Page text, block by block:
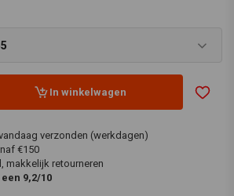
In winkelwagen
verzonden (werkdagen)
€150
makkelijk retourneren
9,2/10